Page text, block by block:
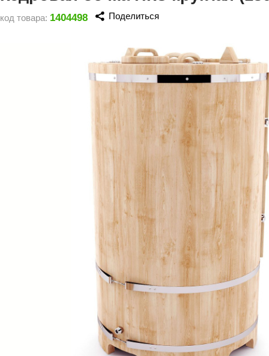
Пульты управления
Камни для печей
Комплектующие и запчасти
Гималайская соль
Плитка из камня
ИК сауны
Grandis
Kaledo
Эверест
Lacoform
Composit
Baneum
Баня
IDABIO
Helo
Tulikivi
WDT
Schiedel
Craft
Maestro
ProConHealth
код товара: 1404498 Поделиться